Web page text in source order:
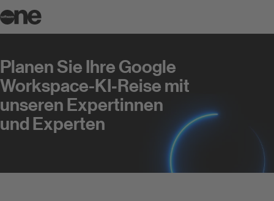
Planen Sie Ihre Google
Workspace-KI­­‑Reise mit
unseren Expertinnen
und Experten